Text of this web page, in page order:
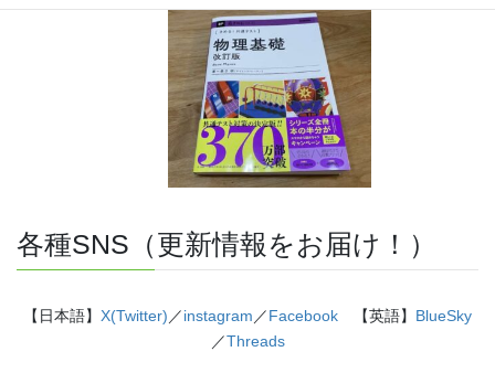
各種SNS（更新情報をお届け！）
【日本語】 X(Twitter) ／instagram ／Facebook 【英語】 BlueSky
／Threads